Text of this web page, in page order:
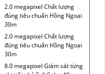
2.0 megapixel Chất lượng
đúng tiêu chuẩn Hồng Ngoại
30m
2.0 megapixel Chất lượng
đúng tiêu chuẩn Hồng Ngoại
30m
8.0 megapixel Giám sát từng